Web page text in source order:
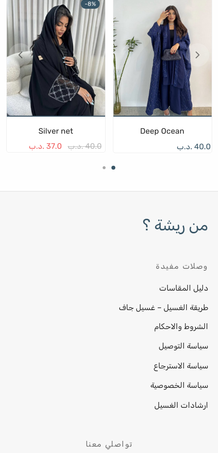
Deep Ocean
40.0 .د.ب
-8%
Silver net
40.0 .د.ب 37.0 .د.ب
من ريشة ؟
وصلات مفيدة
دليل المقاسات
طريقة الغسيل – غسيل جاف
الشروط والاحكام
سياسة التوصيل
سياسة الاسترجاع
سياسة الخصوصية
ارشادات الغسيل
تواصلي معنا